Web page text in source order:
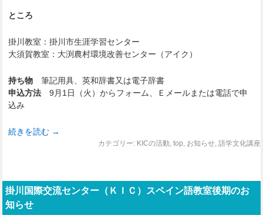
ところ
掛川教室：掛川市生涯学習センター
大須賀教室：大渕農村環境改善センター（アイク）
持ち物 筆記用具、英和辞書又は電子辞書
申込方法 9月1日（火）からフォーム、Ｅメールまたは電話で申
込み
続きを読む →
カテゴリー: KICの活動 top お知らせ, 語学文化講座
掛川国際交流センター（ＫＩＣ）スペイン語教室後期のお
知らせ